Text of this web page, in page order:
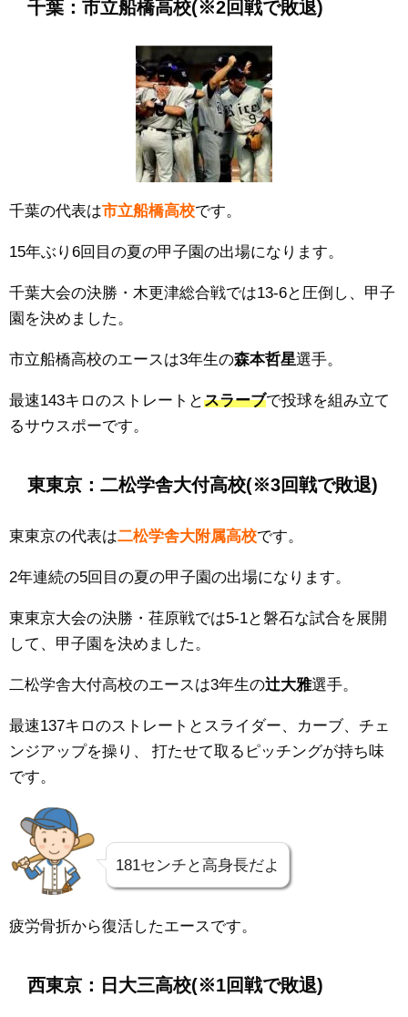
千葉：市立船橋高校(※2回戦で敗退)
千葉の代表は市立船橋高校です。
15年ぶり6回目の夏の甲子園の出場になります。
千葉大会の決勝・ 木更津総合戦では13-6と圧倒し、甲子
園を決めました。
市立船橋高校のエースは3年生の森本哲星選手。
最速143キロのストレートとスラーブで投球を組み立て
るサウスポーです。
東東京： 二松学舎大付高校(※3回戦で敗退)
東東京の代表は二松学舎大附属高校です。
2年連続の5回目の夏の甲子園の出場になります。
東東京大会の決勝・ 荏原戦では5-1 と磐石な試合を展開
して、甲子園を決めました。
二松学舎大付高校のエースは3年生の辻大雅選手。
最速137キロのストレートとスライダー、カーブ、チェ
ンジアップを操り、
打たせて取るピッチングが持ち味
です。
181センチと高身長だよ
疲労骨折から復活したエースです。
西東京：日大三高校(※1回戦で敗退)